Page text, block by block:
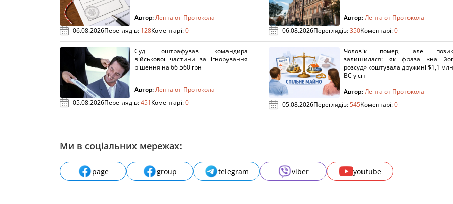
Автор:Лента от Протокола
06.08.2026Переглядів: 128Коментарі:0
Автор:Лента от Протокола
06.08.2026Переглядів:350Коментарі:0
Суд оштрафував командира
військової частини за ігнорування
рішення на 66 560 грн
Автор:Лента от Протокола
05.08.2026Переглядів:451Коментарі:0
Чоловік помер, але
залишилася: як фраза «на
розсуд» коштувала дружині $1,1
ВС у сп
Автор:Лента от Протокола
05.08.2026Переглядів:545Коментарі:0
Ми в соціальних мережах:
page group telegram viber youtube